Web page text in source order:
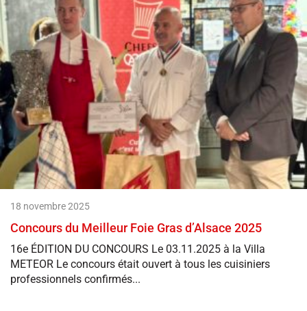
18 novembre 2025
Concours du Meilleur Foie Gras d’Alsace 2025
16e ÉDITION DU CONCOURS Le 03.11.2025 à la Villa
METEOR Le concours était ouvert à tous les cuisiniers
professionnels confirmés...